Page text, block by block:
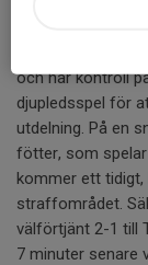
och har kontroll
djupledsspel för
utdelning. På en
fötter, som
kommer ett
straffområdet.
välförtjänt 2-1 till
7 minuter senare